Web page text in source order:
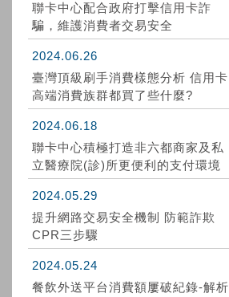
聯卡中心配合政府打擊信用卡詐
騙，維護消費者交易安全
2024.06.26
臺灣頂級刷手消費樣態分析 信用卡
高端消費族群都買了些什麼?
2024.06.18
聯卡中心積極打造非六都商家及私
立醫療院(診)所更便利的支付環境
2024.05.29
提升網路交易安全機制 防範詐欺
CPR三步驟
2024.05.24
餐飲外送平台消費額屢破紀錄-解析